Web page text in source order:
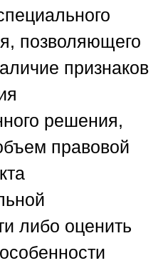
позволяющего
признаков
решения,
правовой
либо оценить